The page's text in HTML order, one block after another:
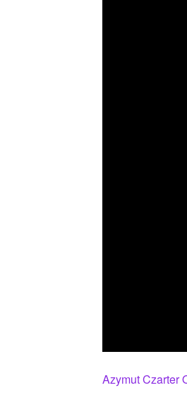
Azymut Czarter